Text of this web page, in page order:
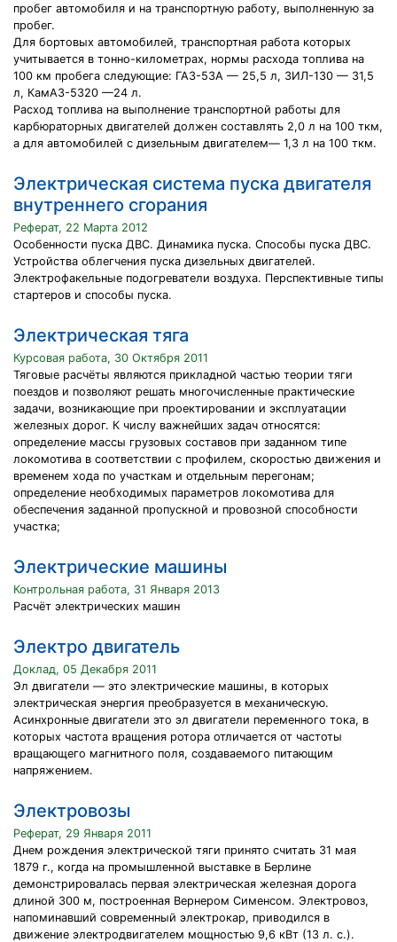
пробег автомобиля и на транспортную работу, выполненную за
пробег.
Для бортовых автомобилей, транспортная работа которых
учитывается в тонно-километрах, нормы расхода топлива на
100 км пробега следующие: ГАЗ-53А — 25,5 л, ЗИЛ-130 — 31,5
л, КамАЗ-5320 —24 л.
Расход топлива на выполнение транспортной работы для
карбюраторных двигателей должен составлять 2,0 л на 100 ткм,
а для автомобилей с дизельным двигателем— 1,3 л на 100 ткм.
Электрическая система пуска двигателя
внутреннего сгорания
Реферат, 22 Марта 2012
Особенности пуска ДВС. Динамика пуска. Способы пуска ДВС.
Устройства облегчения пуска дизельных двигателей.
Электрофакельные подогреватели воздуха. Перспективные типы
стартеров и способы пуска.
Электрическая тяга
Курсовая работа, 30 Октября 2011
Тяговые расчёты являются прикладной частью теории тяги
поездов и позволяют решать многочисленные практические
задачи, возникающие при проектировании и эксплуатации
железных дорог. К числу важнейших задач относятся:
определение массы грузовых составов при заданном типе
локомотива в соответствии с профилем, скоростью движения и
временем хода по участкам и отдельным перегонам;
определение необходимых параметров локомотива для
обеспечения заданной пропускной и провозной способности
участка;
Электрические машины
Контрольная работа, 31 Января 2013
Расчёт электрических машин
Электро двигатель
Доклад, 05 Декабря 2011
Эл двигатели — это электрические машины, в которых
электрическая энергия преобразуется в механическую.
Асинхронные двигатели это эл двигатели переменного тока, в
которых частота вращения ротора отличается от частоты
вращающего магнитного поля, создаваемого питающим
напряжением.
Электровозы
Реферат, 29 Января 2011
Днем рождения электрической тяги принято считать 31 мая
1879 г., когда на промышленной выставке в Берлине
демонстрировалась первая электрическая железная дорога
длиной 300 м, построенная Вернером Сименсом. Электровоз,
напоминавший современный электрокар, приводился в
движение электродвигателем мощностью 9,6 кВт (13 л. с.).